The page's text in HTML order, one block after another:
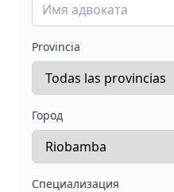
Provincia
Город
Специализация